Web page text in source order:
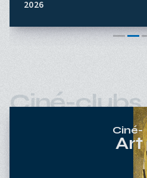
2026
Ciné-clubs
Ciné-
Art